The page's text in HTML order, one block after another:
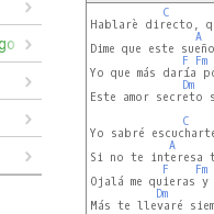
C
Hablarè directo,
A
Dime que este
F
Fm
Yo que más daría
Dm
Este amor
C
Yo sabré
A
Si no te interesa
F
Fm
Ojalá me quieras
Dm
Más te llevaré